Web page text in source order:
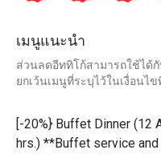
เมนูแนะนำ
ส่วนลดอีททิโก้สามารถใช้ได้
ยกเว้นเมนูที่ระบุไว้ในเงื่อนไข
[-20%} Buffet Dinner (12
hrs.) **Buffet service